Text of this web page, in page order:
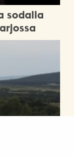
sodalla